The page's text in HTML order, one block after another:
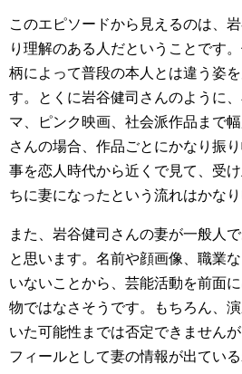
このエピソードから見えるのは、
り理解のある人だということです
柄によって普段の本人とは違う姿
す。とくに岩谷健司さんのように
マ、ピンク映画、社会派作品まで
さんの場合、作品ごとにかなり振
事を恋人時代から近くで見て、受
ちに妻になったという流れはかなり
また、岩谷健司さんの妻が一般人
と思います。名前や顔画像、職業
いないことから、芸能活動を前面
物ではなさそうです。もちろん、
いた可能性までは否定できません
フィールとして妻の情報が出てい